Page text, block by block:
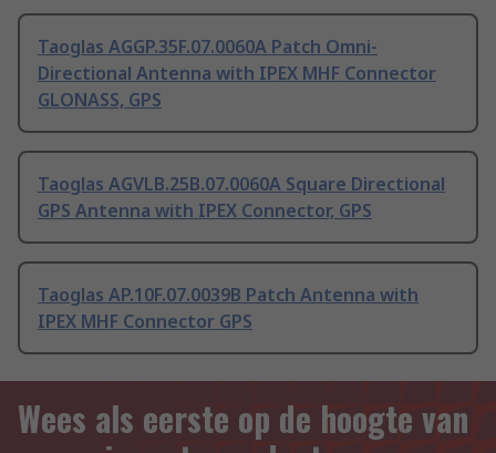
Taoglas AGGP.35F.07.0060A Patch Omni-
Directional Antenna with IPEX MHF Connector
GLONASS, GPS
Taoglas AGVLB.25B.07.0060A Square Directional
GPS Antenna with IPEX Connector, GPS
Taoglas AP.10F.07.0039B Patch Antenna with
IPEX MHF Connector GPS
Wees als eerste op de hoogte van